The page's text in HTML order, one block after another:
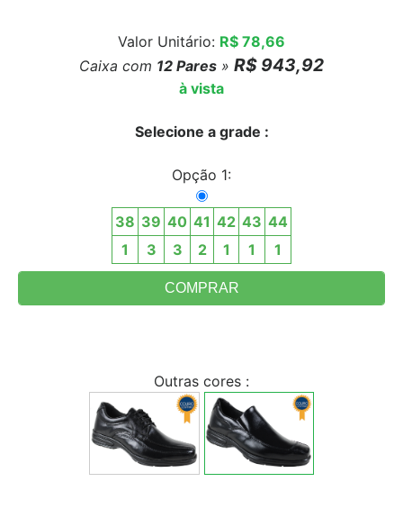
Valor Unitário: R$ 78,66
Caixa com 12 Pares » R$ 943,92
à vista
Selecione a grade :
Opção 1:
38 39 40 41 42 43 44
1
3 3 2 1 1 1
Outras cores :